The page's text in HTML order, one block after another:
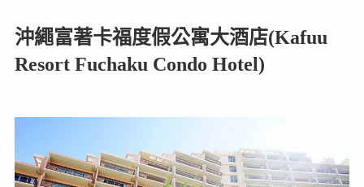
沖繩富著卡福度假公寓大酒店(Kafuu
Resort Fuchaku Condo Hotel)